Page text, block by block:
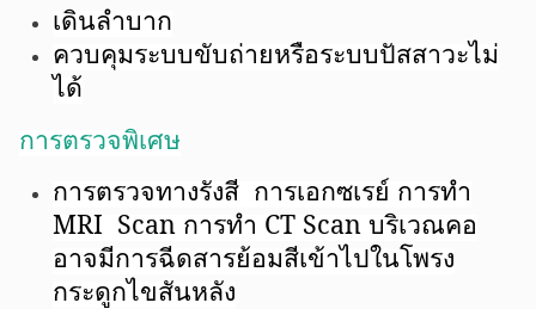
เดินลำบาก
ควบคุมระบบขับถ่ายหรือระบบปัสสาวะไม่
ได้
การตรวจพิเศษ
การตรวจทางรังสี การเอกซเรย์ การทำ
MRI Scan การทำ CT Scan บริเวณคอ
อาจมีการฉีดสารย้อมสีเข้าไปในโพรง
กระดูกไขสันหลัง